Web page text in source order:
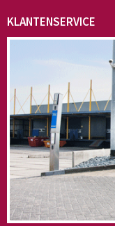
KLANTENSERVICE